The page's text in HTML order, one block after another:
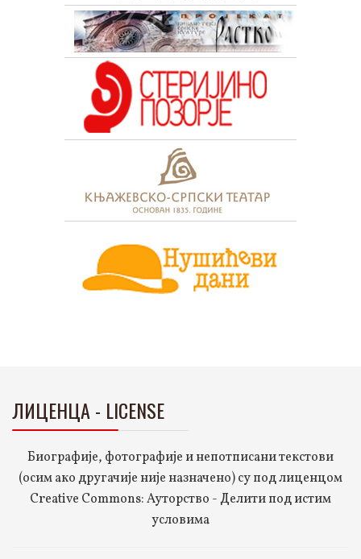
ЛИЦЕНЦА - LICENSE
Биографије, фотографије и непотписани текстови
(осим ако другачије није назначено) су под лиценцом
Creative Commons: Ауторство - Делити под истим
условима